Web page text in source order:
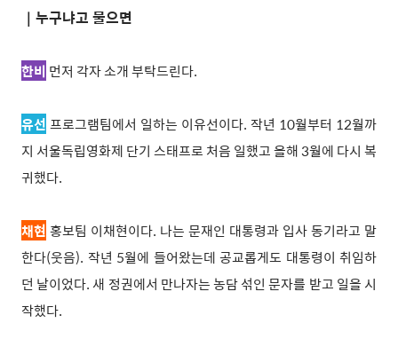
｜누구냐고 물으면
한비 먼저 각자 소개 부탁드린다.
유선 프로그램팀에서 일하는 이유선이다. 작년 10월부터 12월까
지 서울독립영화제 단기 스태프로 처음 일했고 올해 3월에 다시 복
귀했다.
채현 홍보팀 이채현이다. 나는 문재인 대통령과 입사 동기라고 말
한다(웃음). 작년 5월에 들어왔는데 공교롭게도 대통령이 취임하
던 날이었다. 새 정권에서 만나자는 농담 섞인 문자를 받고 일을 시
작했다.